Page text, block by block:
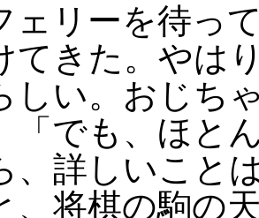
リーを待っ
てきた。やは
しい。おじち
「でも、ほと
、詳しいこと
、将棋の駒の